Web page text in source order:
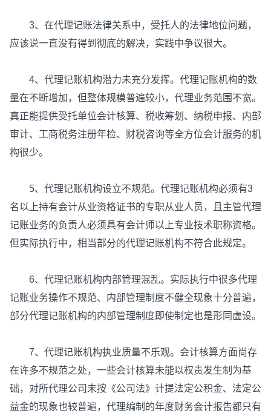
3、在代理记账法律关系中，受托人的法律地位问题，
应该说一直没有得到彻底的解决，实践中争议很大。
4、代理记账机构潜力未充分发挥。代理记账机构的数
量在不断增加，但整体规模普遍较小，代理业务范围不宽。
真正能提供受托单位会计核算、税收筹划、纳税申报、内部
审计、工商税务注册年检、财税咨询等全方位会计服务的机
构很少。
5、代理记账机构设立不规范。代理记账机构必须有3
名以上持有会计从业资格证书的专职从业人员，且主管代理
记账业务的负责人必须具有会计师以上专业技术职称资格。
但实际执行中，相当部分的代理记账机构不符合此规定。
6、代理记账机构内部管理混乱。实际执行中很多代理
记账业务操作不规范、内部管理制度不健全现象十分普遍，
部分代理记账机构的内部管理制度即使制定也是形同虚设。
7、代理记账机构执业质量不乐观。会计核算方面尚存
在许多不规范之处，一些会计核算未能以权责发生制为基
础，对所代理公司未按《公司法》计提法定公积金、法定公
益金的现象也较普遍，代理编制的年度财务会计报告都只有